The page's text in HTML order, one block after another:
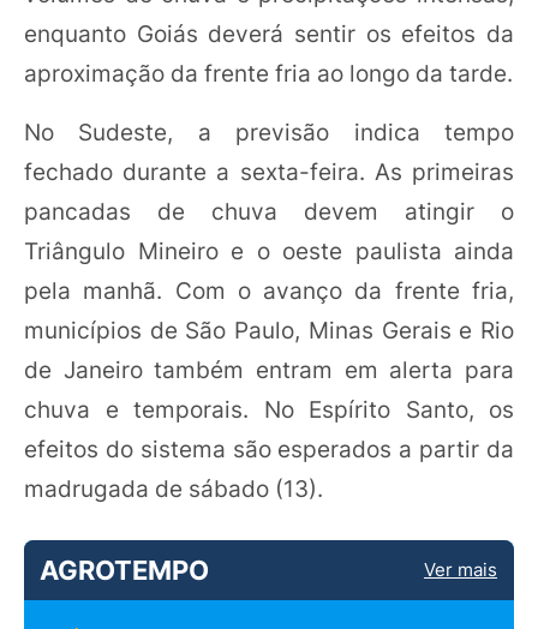
enquanto Goiás deverá sentir os efeitos da
aproximação da frente fria ao longo da tarde.
No Sudeste, a previsão indica tempo
fechado durante a sexta-feira. As primeiras
pancadas de chuva devem atingir o
Triângulo Mineiro e o oeste paulista ainda
pela manhã. Com o avanço da frente fria,
municípios de São Paulo, Minas Gerais e Rio
de Janeiro também entram em alerta para
chuva e temporais. No Espírito Santo, os
efeitos do sistema são esperados a partir da
madrugada de sábado (13).
AGROTEMPO Ver mais